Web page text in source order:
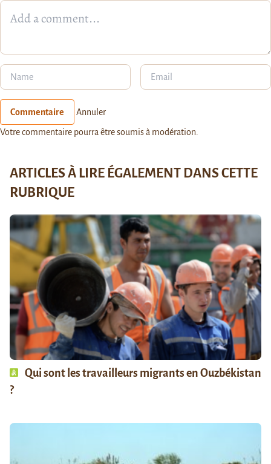
Commentaire Annuler
Votre commentaire pourra être soumis à modération.
ARTICLES À LIRE ÉGALEMENT DANS CETTE
RUBRIQUE
Qui sont les travailleurs migrants en Ouzbékistan
?